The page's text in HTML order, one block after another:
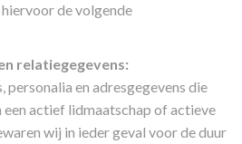
de volgende
relatiegegevens:
personalia en adresgegevens die
een actief lidmaatschap of actieve
wij in ieder geval voor de duur